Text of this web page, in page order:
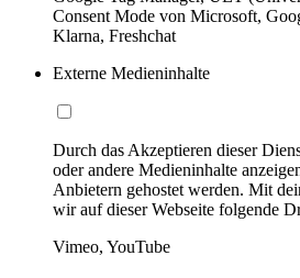
Consent Mode von Microsoft,
Klarna, Freshchat
Externe Medieninhalte
Durch das Akzeptieren dieser
oder andere Medieninhalte
Anbietern gehostet werden. Mit
wir auf dieser Webseite folgende
Vimeo, YouTube